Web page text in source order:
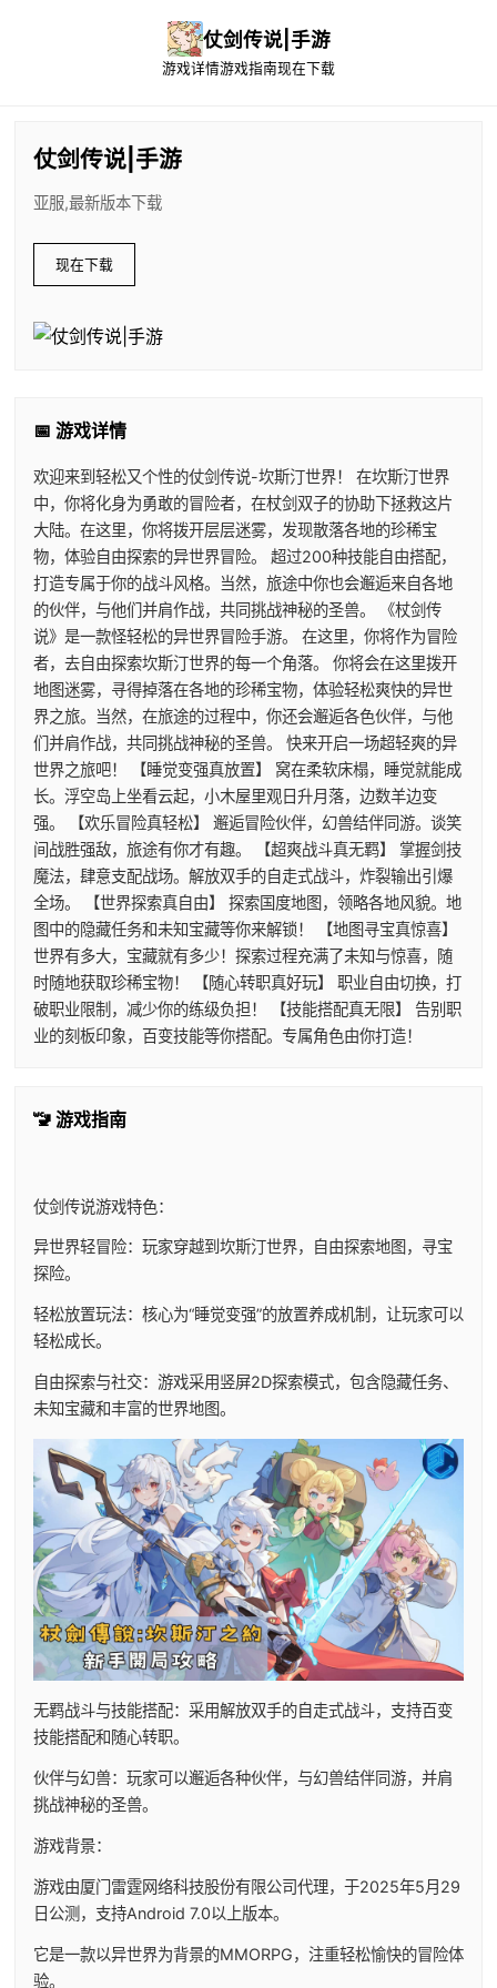
仗剑传说|手游
游戏详情游戏指南现在下载
仗剑传说|手游
亚服,最新版本下载
现在下载
📅 游戏详情
欢迎来到轻松又个性的仗剑传说-坎斯汀世界！ 在坎斯汀世界
中，你将化身为勇敢的冒险者，在杖剑双子的协助下拯救这片
大陆。在这里，你将拨开层层迷雾，发现散落各地的珍稀宝
物，体验自由探索的异世界冒险。 超过200种技能自由搭配，
打造专属于你的战斗风格。当然，旅途中你也会邂逅来自各地
的伙伴，与他们并肩作战，共同挑战神秘的圣兽。 《杖剑传
说》是一款怪轻松的异世界冒险手游。 在这里，你将作为冒险
者，去自由探索坎斯汀世界的每一个角落。 你将会在这里拨开
地图迷雾，寻得掉落在各地的珍稀宝物，体验轻松爽快的异世
界之旅。当然，在旅途的过程中，你还会邂逅各色伙伴，与他
们并肩作战，共同挑战神秘的圣兽。 快来开启一场超轻爽的异
世界之旅吧！ 【睡觉变强真放置】 窝在柔软床榻，睡觉就能成
长。浮空岛上坐看云起，小木屋里观日升月落，边数羊边变
强。 【欢乐冒险真轻松】 邂逅冒险伙伴，幻兽结伴同游。谈笑
间战胜强敌，旅途有你才有趣。 【超爽战斗真无羁】 掌握剑技
魔法，肆意支配战场。解放双手的自走式战斗，炸裂输出引爆
全场。 【世界探索真自由】 探索国度地图，领略各地风貌。地
图中的隐藏任务和未知宝藏等你来解锁！ 【地图寻宝真惊喜】
世界有多大，宝藏就有多少！探索过程充满了未知与惊喜，随
时随地获取珍稀宝物！ 【随心转职真好玩】 职业自由切换，打
破职业限制，减少你的练级负担！ 【技能搭配真无限】 告别职
业的刻板印象，百变技能等你搭配。专属角色由你打造！
🚾 游戏指南
仗剑传说游戏特色：
异世界轻冒险：玩家穿越到坎斯汀世界，自由探索地图，寻宝
探险。
轻松放置玩法：核心为“睡觉变强”的放置养成机制，让玩家可以
轻松成长。
自由探索与社交：游戏采用竖屏2D探索模式，包含隐藏任务、
未知宝藏和丰富的世界地图。
无羁战斗与技能搭配：采用解放双手的自走式战斗，支持百变
技能搭配和随心转职。
伙伴与幻兽：玩家可以邂逅各种伙伴，与幻兽结伴同游，并肩
挑战神秘的圣兽。
游戏背景：
游戏由厦门雷霆网络科技股份有限公司代理，于2025年5月29
日公测，支持Android 7.0以上版本。
它是一款以异世界为背景的MMORPG，注重轻松愉快的冒险体
验。